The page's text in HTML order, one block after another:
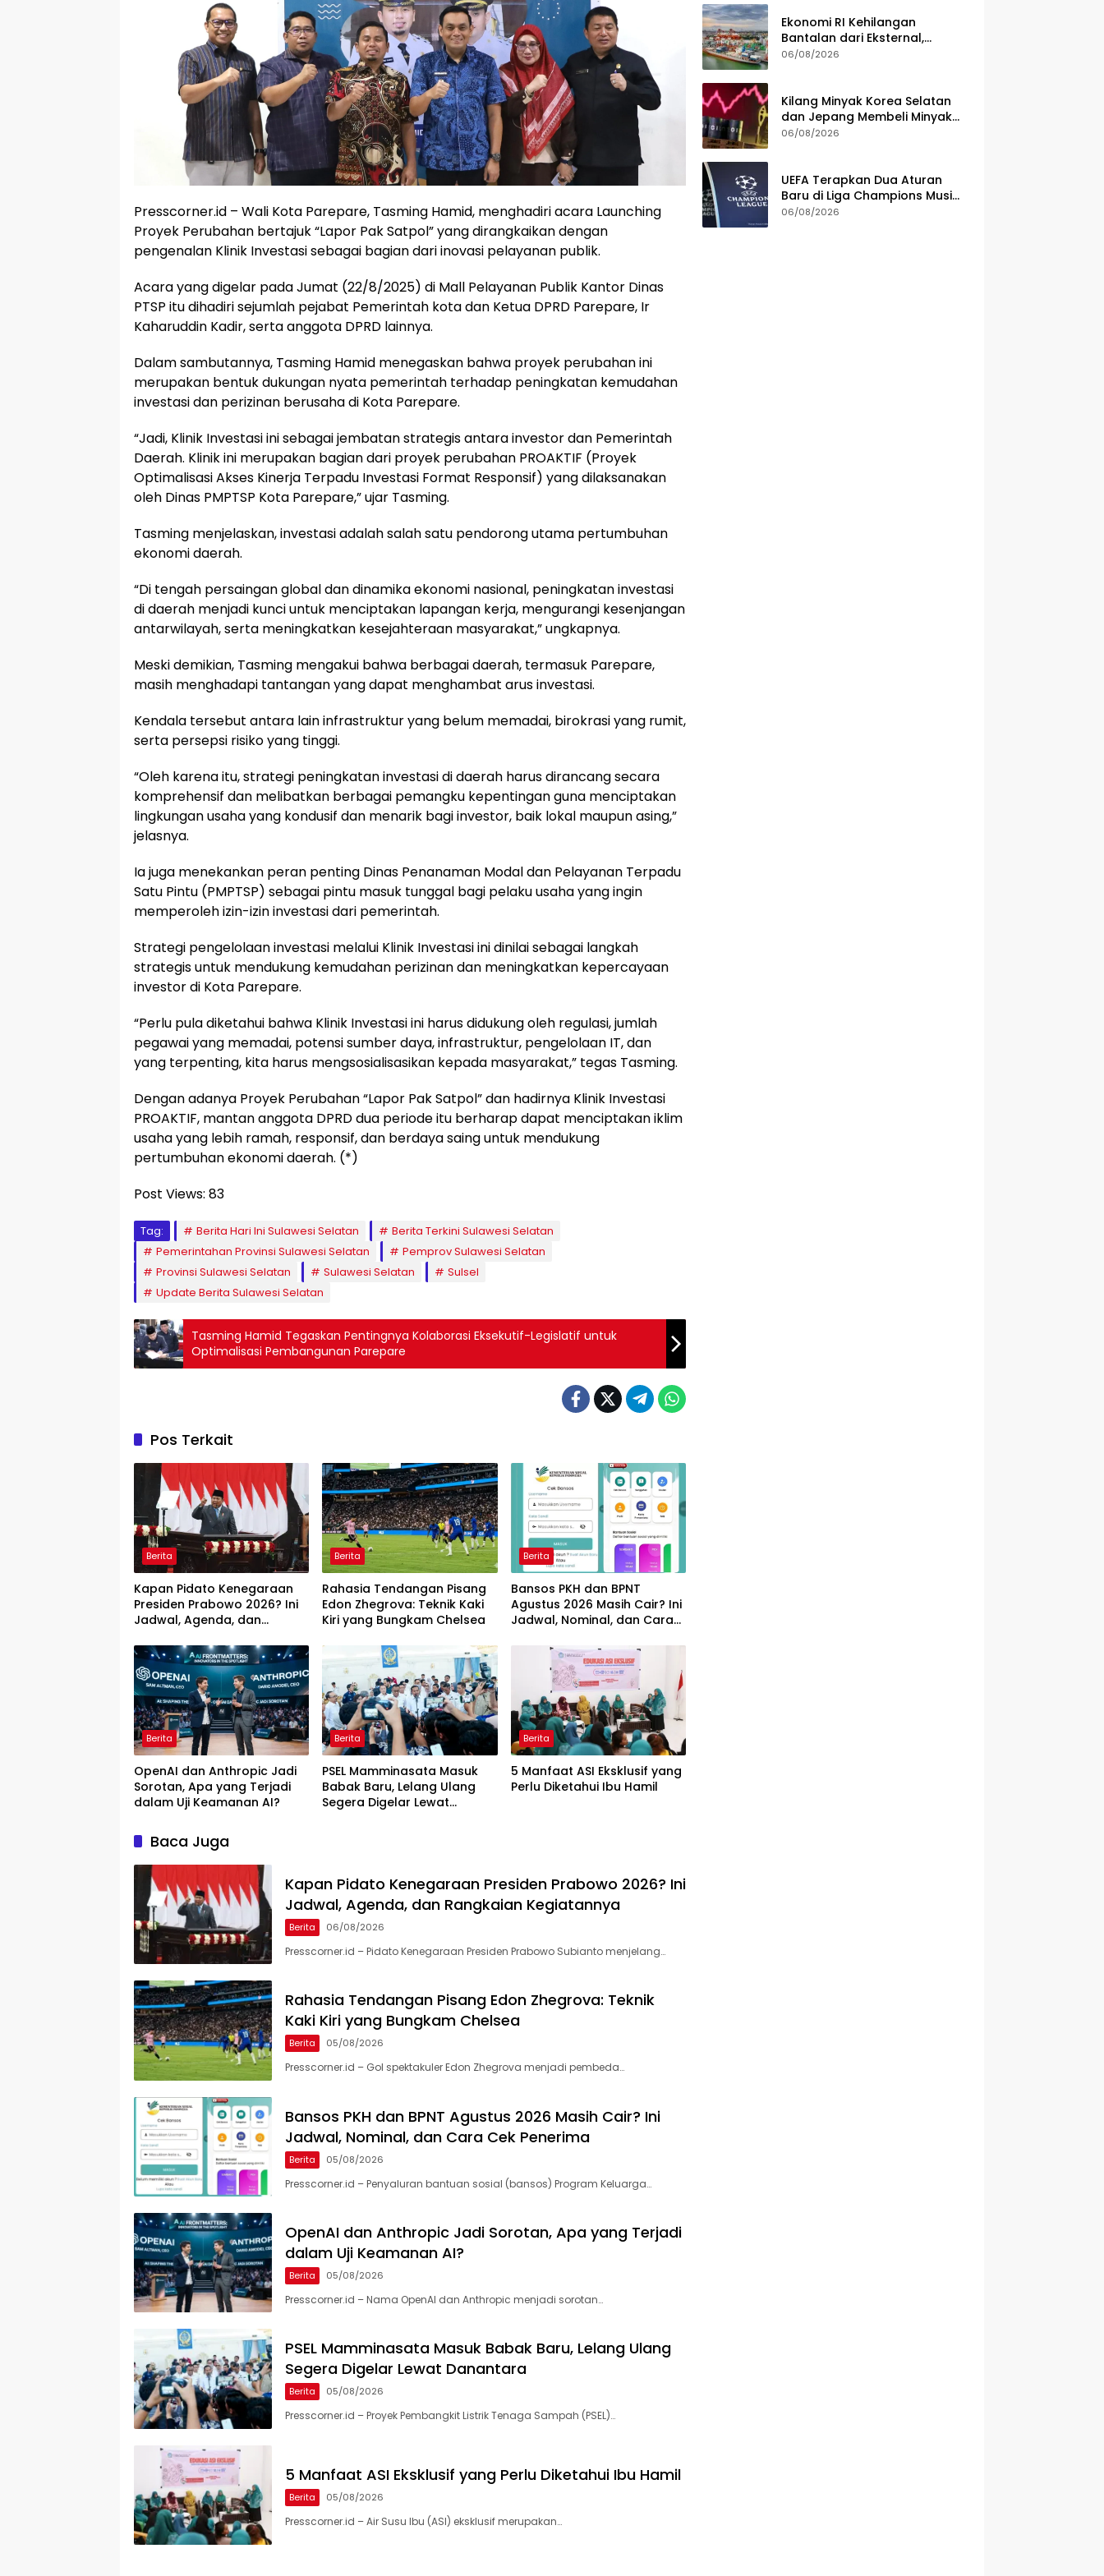
Presscorner.id – Wali Kota Parepare, Tasming Hamid, menghadiri acara Launching
Proyek Perubahan bertajuk “Lapor Pak Satpol” yang dirangkaikan dengan
pengenalan Klinik Investasi sebagai bagian dari inovasi pelayanan publik.
Acara yang digelar pada Jumat (22/8/2025) di Mall Pelayanan Publik Kantor Dinas
PTSP itu dihadiri sejumlah pejabat Pemerintah kota dan Ketua DPRD Parepare, Ir
Kaharuddin Kadir, serta anggota DPRD lainnya.
Dalam sambutannya, Tasming Hamid menegaskan bahwa proyek perubahan ini
merupakan bentuk dukungan nyata pemerintah terhadap peningkatan kemudahan
investasi dan perizinan berusaha di Kota Parepare.
“Jadi, Klinik Investasi ini sebagai jembatan strategis antara investor dan Pemerintah
Daerah. Klinik ini merupakan bagian dari proyek perubahan PROAKTIF (Proyek
Optimalisasi Akses Kinerja Terpadu Investasi Format Responsif) yang dilaksanakan
oleh Dinas PMPTSP Kota Parepare,” ujar Tasming.
Tasming menjelaskan, investasi adalah salah satu pendorong utama pertumbuhan
ekonomi daerah.
“Di tengah persaingan global dan dinamika ekonomi nasional, peningkatan investasi
di daerah menjadi kunci untuk menciptakan lapangan kerja, mengurangi kesenjangan
antarwilayah, serta meningkatkan kesejahteraan masyarakat,” ungkapnya.
Meski demikian, Tasming mengakui bahwa berbagai daerah, termasuk Parepare,
masih menghadapi tantangan yang dapat menghambat arus investasi.
Kendala tersebut antara lain infrastruktur yang belum memadai, birokrasi yang rumit,
serta persepsi risiko yang tinggi.
“Oleh karena itu, strategi peningkatan investasi di daerah harus dirancang secara
komprehensif dan melibatkan berbagai pemangku kepentingan guna menciptakan
lingkungan usaha yang kondusif dan menarik bagi investor, baik lokal maupun asing,”
jelasnya.
Ia juga menekankan peran penting Dinas Penanaman Modal dan Pelayanan Terpadu
Satu Pintu (PMPTSP) sebagai pintu masuk tunggal bagi pelaku usaha yang ingin
memperoleh izin-izin investasi dari pemerintah.
Strategi pengelolaan investasi melalui Klinik Investasi ini dinilai sebagai langkah
strategis untuk mendukung kemudahan perizinan dan meningkatkan kepercayaan
investor di Kota Parepare.
“Perlu pula diketahui bahwa Klinik Investasi ini harus didukung oleh regulasi, jumlah
pegawai yang memadai, potensi sumber daya, infrastruktur, pengelolaan IT, dan
yang terpenting, kita harus mengsosialisasikan kepada masyarakat,” tegas Tasming.
Dengan adanya Proyek Perubahan “Lapor Pak Satpol” dan hadirnya Klinik Investasi
PROAKTIF, mantan anggota DPRD dua periode itu berharap dapat menciptakan iklim
usaha yang lebih ramah, responsif, dan berdaya saing untuk mendukung
pertumbuhan ekonomi daerah. (*)
Post Views: 83
Tag: Berita Hari Ini Sulawesi Selatan
Berita Terkini Sulawesi Selatan
Pemerintahan Provinsi Sulawesi Selatan
Pemprov Sulawesi Selatan
Provinsi Sulawesi Selatan
Sulawesi Selatan
Sulsel
Update Berita Sulawesi Selatan
Tasming Hamid Tegaskan Pentingnya Kolaborasi Eksekutif-Legislatif untuk
Optimalisasi Pembangunan Parepare
Pos Terkait
Berita
Kapan Pidato Kenegaraan
Presiden Prabowo 2026? Ini
Jadwal, Agenda, dan
Berita
Rahasia Tendangan Pisang
Edon Zhegrova: Teknik Kaki
Kiri yang Bungkam Chelsea
Berita
Bansos PKH dan BPNT
Agustus 2026 Masih Cair? Ini
Jadwal, Nominal, dan Cara
Berita
OpenAI dan Anthropic Jadi
Sorotan, Apa yang Terjadi
dalam Uji Keamanan AI?
Berita
PSEL Mamminasata Masuk
Babak Baru, Lelang Ulang
Segera Digelar Lewat
Berita
5 Manfaat ASI Eksklusif yang
Perlu Diketahui Ibu Hamil
Baca Juga
Kapan Pidato Kenegaraan Presiden Prabowo 2026? Ini
Jadwal, Agenda, dan Rangkaian Kegiatannya
Berita 06/08/2026
Presscorner.id – Pidato Kenegaraan Presiden Prabowo Subianto menjelang…
Rahasia Tendangan Pisang Edon Zhegrova: Teknik
Kaki Kiri yang Bungkam Chelsea
Berita 05/08/2026
Presscorner.id – Gol spektakuler Edon Zhegrova menjadi pembeda…
Bansos PKH dan BPNT Agustus 2026 Masih Cair? Ini
Jadwal, Nominal, dan Cara Cek Penerima
Berita 05/08/2026
Presscorner.id – Penyaluran bantuan sosial (bansos) Program Keluarga…
OpenAI dan Anthropic Jadi Sorotan, Apa yang Terjadi
dalam Uji Keamanan AI?
Berita 05/08/2026
Presscorner.id – Nama OpenAI dan Anthropic menjadi sorotan…
PSEL Mamminasata Masuk Babak Baru, Lelang Ulang
Segera Digelar Lewat Danantara
Berita 05/08/2026
Presscorner.id – Proyek Pembangkit Listrik Tenaga Sampah (PSEL)…
5 Manfaat ASI Eksklusif yang Perlu Diketahui Ibu Hamil
Berita 05/08/2026
Presscorner.id – Air Susu Ibu (ASI) eksklusif merupakan…
Ekonomi RI Kehilangan
Bantalan dari Eksternal,
Pelemahan Ekspor Gerus
06/08/2026
Kilang Minyak Korea Selatan
dan Jepang Membeli Minyak
Mentah dari AS
06/08/2026
UEFA Terapkan Dua Aturan
Baru di Liga Champions Musim
2026/2027, Ini Detailnya
06/08/2026